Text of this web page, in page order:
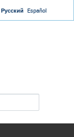
Русский Español